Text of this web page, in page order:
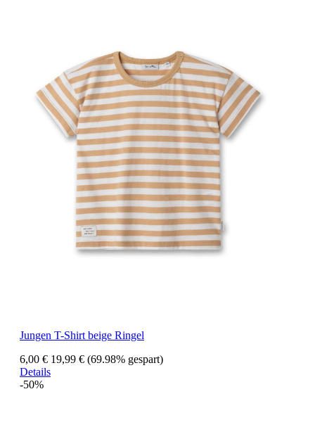
Jungen T-Shirt beige Ringel
6,00 € 19,99 € (69.98% gespart)
Details
-50%